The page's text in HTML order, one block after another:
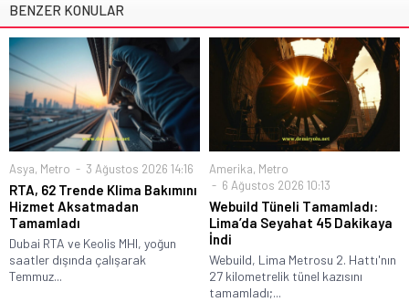
BENZER KONULAR
Asya, Metro 3 Ağustos 2026 14:16
RTA, 62 Trende Klima Bakımını
Hizmet Aksatmadan
Tamamladı
Dubai RTA ve Keolis MHI, yoğun
saatler dışında çalışarak
Temmuz...
Amerika, Metro
6 Ağustos 2026 10:13
Webuild Tüneli Tamamladı:
Lima’da Seyahat 45 Dakikaya
İndi
Webuild, Lima Metrosu 2. Hattı'nın
27 kilometrelik tünel kazısını
tamamladı;...